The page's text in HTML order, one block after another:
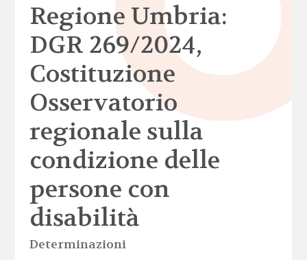
Regione Umbria:
DGR 269/2024,
Costituzione
Osservatorio
regionale sulla
condizione delle
persone con
disabilità
Determinazioni